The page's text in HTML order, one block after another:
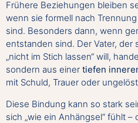
Frühere Beziehungen bleiben
wenn sie formell nach
sind. Besonders dann, wenn
entstanden sind. Der Vater, der
„nicht im Stich lassen“ will,
sondern aus einer tiefen
mit Schuld, Trauer oder
Diese Bindung kann so stark
sich „wie ein Anhängsel“ fühlt